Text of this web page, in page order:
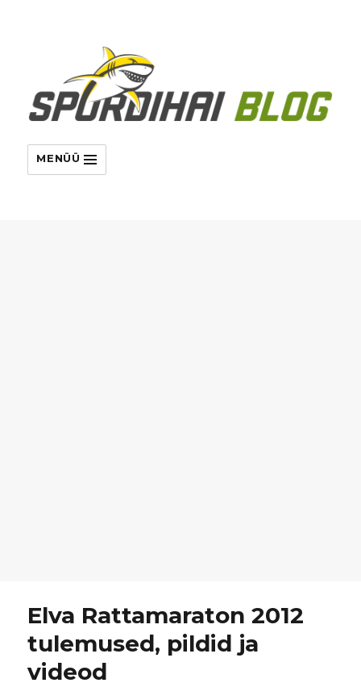
MENÜÜ
Elva Rattamaraton 2012
tulemused, pildid ja
videod